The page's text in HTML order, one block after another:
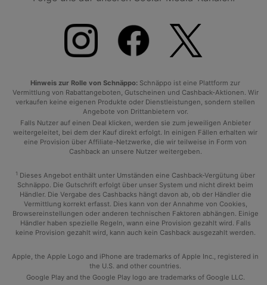
Hinweis zur Rolle von Schnäppo: Schnäppo ist eine Plattform zur
Vermittlung von Rabattangeboten, Gutscheinen und Cashback-Aktionen. Wir
verkaufen keine eigenen Produkte oder Dienstleistungen, sondern stellen
Angebote von Drittanbietern vor.
Falls Nutzer auf einen Deal klicken, werden sie zum jeweiligen Anbieter
weitergeleitet, bei dem der Kauf direkt erfolgt. In einigen Fällen erhalten wir
eine Provision über Affiliate-Netzwerke, die wir teilweise in Form von
Cashback an unsere Nutzer weitergeben.
1 Dieses Angebot enthält unter Umständen eine Cashback-Vergütung über
Schnäppo. Die Gutschrift erfolgt über unser System und nicht direkt beim
Händler. Die Vergabe des Cashbacks hängt davon ab, ob der Händler die
Vermittlung korrekt erfasst. Dies kann von der Annahme von Cookies,
Browsereinstellungen oder anderen technischen Faktoren abhängen. Einige
Händler haben spezielle Regeln, wann eine Provision gezahlt wird. Falls
keine Provision gezahlt wird, kann auch kein Cashback ausgezahlt werden.
Apple, the Apple Logo and iPhone are trademarks of Apple Inc., registered in
the U.S. and other countries.
Google Play and the Google Play logo are trademarks of Google LLC.